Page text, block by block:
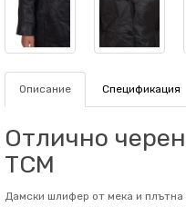
Описание Спецификация
Отлично
TCM
Дамски шлифер от мека и